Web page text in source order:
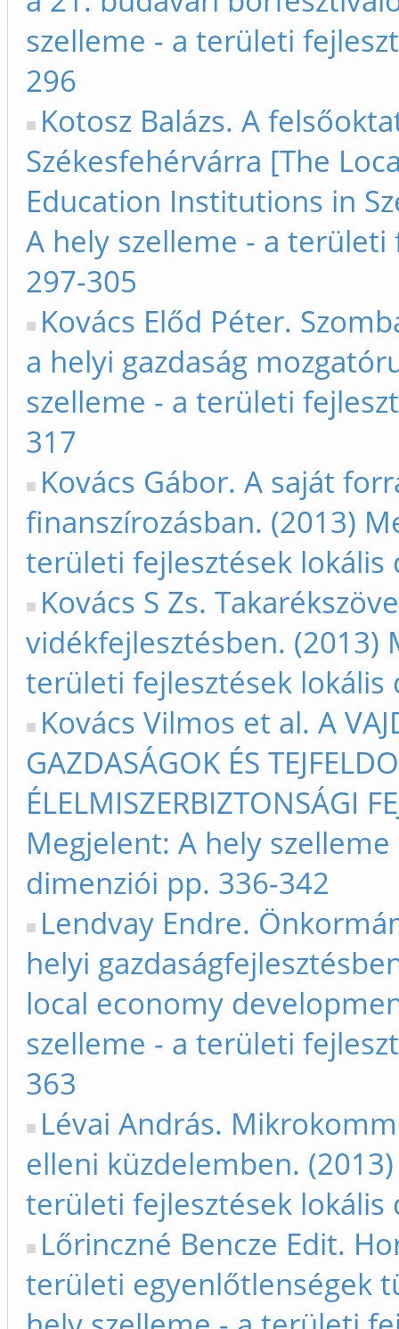
szelleme - a területi
296
Kotosz Balázs. A
Székesfehérvárra [The
Education Institutions in
A hely szelleme - a
297-305
Kovács Előd Péter.
a helyi gazdaság
szelleme - a területi
317
Kovács Gábor. A saját
finanszírozásban. (2013)
területi fejlesztések lokális
Kovács S Zs.
vidékfejlesztésben. (2013)
területi fejlesztések lokális
Kovács Vilmos et al. A
GAZDASÁGOK ÉS
ÉLELMISZERBIZTONSÁGI
Megjelent: A hely
dimenziói pp. 336-342
Lendvay Endre.
helyi
local economy
szelleme - a területi
363
Lévai András.
elleni küzdelemben.
területi fejlesztések lokális
Lőrinczné Bencze Edit.
területi egyenlőtlenségek